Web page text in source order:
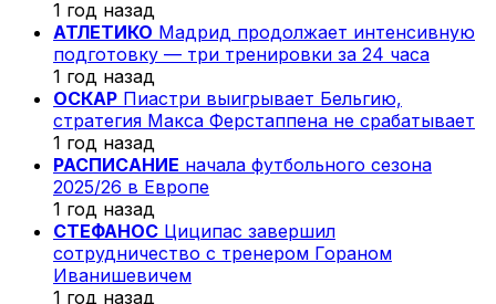
1 год назад
АТЛЕТИКО Мадрид продолжает интенсивную
подготовку — три тренировки за 24 часа
1 год назад
ОСКАР Пиастри выигрывает Бельгию,
стратегия Макса Ферстаппена не срабатывает
1 год назад
РАСПИСАНИЕ начала футбольного сезона
2025/26 в Европе
1 год назад
СТЕФАНОС Циципас завершил
сотрудничество с тренером Гораном
Иванишевичем
1 год назад